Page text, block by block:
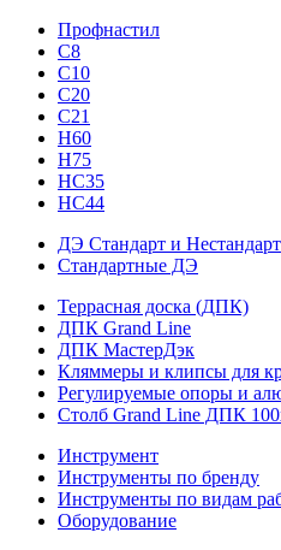
Профнастил
С8
С10
С20
С21
H60
H75
HС35
НС44
ДЭ Стандарт и Нестандарт
Стандартные ДЭ
Террасная доска (ДПК)
ДПК Grand Line
ДПК МастерДэк
Кляммеры и клипсы для
Регулируемые опоры и
Столб Grand Line ДПК
Инструмент
Инструменты по бренду
Инструменты по видам
Оборудование